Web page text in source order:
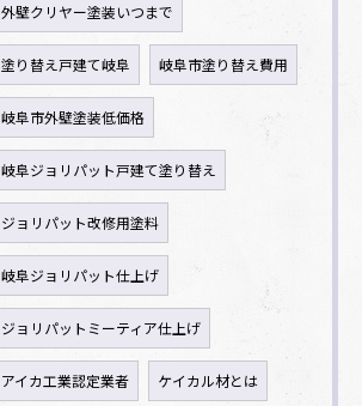
外壁クリヤー塗装いつまで
塗り替え戸建て岐阜 岐阜市塗り替え費用
岐阜市外壁塗装低価格
岐阜ジョリパット戸建て塗り替え
ジョリパット改修用塗料
岐阜ジョリパット仕上げ
ジョリパットミーティア仕上げ
アイカ工業認定業者 ケイカル材とは